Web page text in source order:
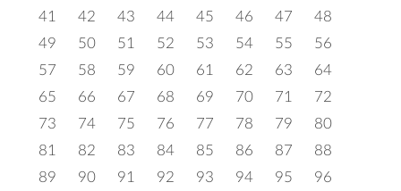
41
42 43 44 45 46 47
48
49
50 51 52 53 54 55
56
57
58 59 60 61 62 63
64
65
66 67 68 69 70 71
72
73
74 75 76 77 78 79
80
81
82 83 84 85 86 87
88
89
90 91 92 93 94 95
96